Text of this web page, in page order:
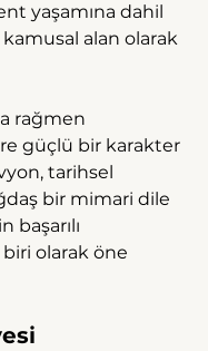
yaşamına dahil
alan olarak
rağmen
güçlü bir karakter
tarihsel
bir mimari dile
başarılı
olarak öne